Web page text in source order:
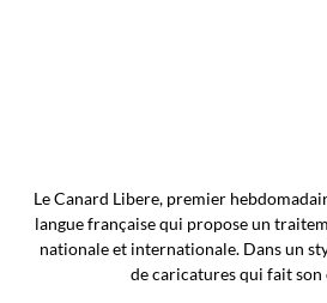
Le Canard Libere, premier
langue française qui propose un
nationale et internationale. Dans un
de caricatures qui fait